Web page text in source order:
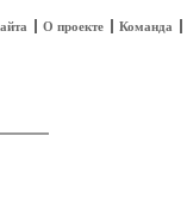
О проекте Команда